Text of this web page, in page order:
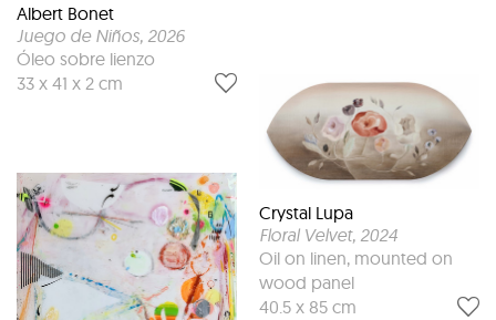
Albert Bonet
Juego de Niños, 2026
Óleo sobre lienzo
33 x 41 x 2 cm
Crystal Lupa
Floral Velvet, 2024
Oil on linen, mounted on
wood panel
40.5 x 85 cm